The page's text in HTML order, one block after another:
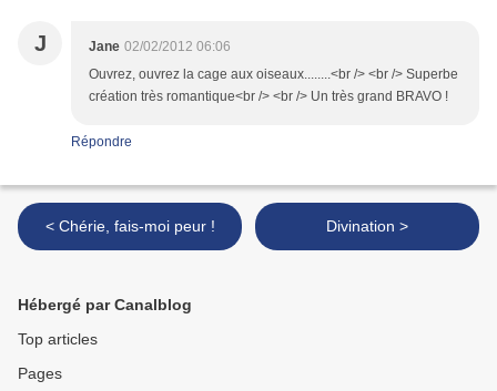
J Jane 02/02/2012 06:06
Ouvrez, ouvrez la cage aux oiseaux........<br /> <br /> Superbe
création très romantique<br /> <br /> Un très grand BRAVO !
Répondre
< Chérie, fais-moi peur ! Divination >
Hébergé par Canalblog
Top articles
Pages